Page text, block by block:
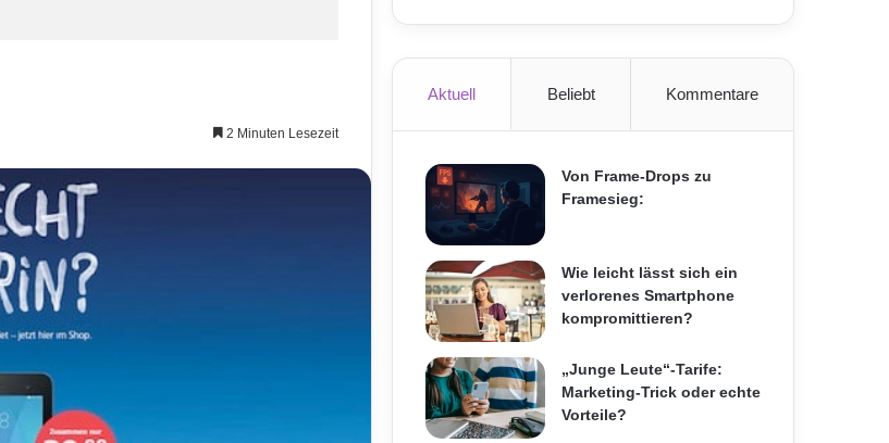
2 Minuten Lesezeit
Aktuell Beliebt Kommentare
Von Frame-Drops zu
Framesieg:
Wie leicht lässt sich ein
verlorenes Smartphone
kompromittieren?
„Junge Leute“-Tarife:
Marketing-Trick oder echte
Vorteile?